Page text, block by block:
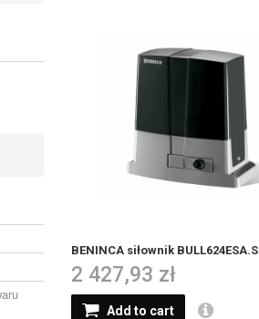
BENINCA siłownik BULL624ESA.S
2 427,93 zł
Add to cart